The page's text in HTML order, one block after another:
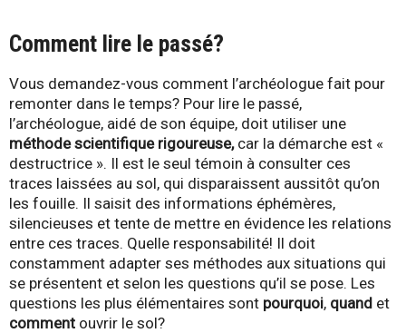
é
b
e
c
Comment lire le passé?
Vous demandez-vous comment l’archéologue fait pour
remonter dans le temps? Pour lire le passé,
l’archéologue, aidé de son équipe, doit utiliser une
méthode scientifique rigoureuse,car la démarche est «
destructrice ». Il est le seul témoin à consulter ces
traces laissées au sol, qui disparaissent aussitôt qu’on
les fouille. Il saisit des informations éphémères,
silencieuses et tente de mettre en évidence les relations
entre ces traces. Quelle responsabilité! Il doit
constamment adapter ses méthodes aux situations qui
se présentent et selon les questions qu’il se pose. Les
questions les plus élémentaires sont pourquoi, quand et
comment ouvrir le sol?